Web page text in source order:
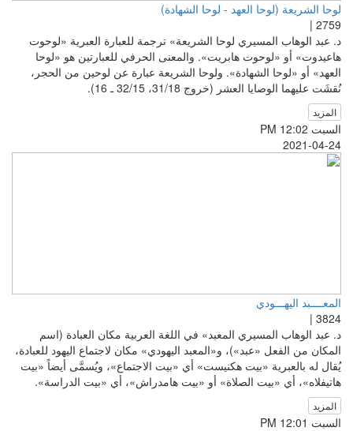
لوحا الشريعة (لوحا العهد - لوحا الشهادة)
2759 |
د. عبد الوهاب المسيري لوحا الشريعة» ترجمة للعبارة العبرية «لوحوت
هاعيدوت» أو «لوحوت هابريت». والمعنى الحرفي للعبارتين هو «لوحا
العهد» أو «لوحا الشهادة». ولوحا الشريعة عبارة عن لوحين من الحجر،
نُقشَت عليهما الوصايا العشر (خروج 31/18، 32/15 ـ 16).
المزيد
السبت PM 12:02
2021-04-24
المعــــبد اليهـــودي
3824 |
د. عبد الوهاب المسيري المعبد» في اللغة العربية مكان العبادة (اسم
المكان من الفعل «عبد»)، و«المعبد اليهودي» مكان لاجتماع اليهود للعبادة،
يُقال له بالعبرية «بيت هكنيست» أي «بيت الاجتماع»، ويُسمَّى أيضاً «بيت
هاتيفلاه»، أي «بيت الصلاة» أو «بيت هامدراش»، أي «بيت الدراسة».
المزيد
السبت PM 12:01